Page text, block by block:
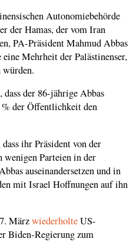
Autonomiebehörde
der Hamas, der vom Iran
PA-Präsident Mahmud Abbas
Mehrheit der Palästinenser,
würden.
der 86-jährige Abbas
% der Öffentlichkeit den
ihr Präsident von der
wenigen Parteien in der
auseinandersetzen und in
mit Israel Hoffnungen auf ihn
MärzwiederholteUS-
Biden-Regierung zum